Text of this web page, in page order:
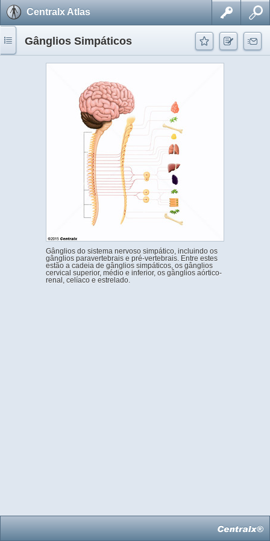
Centralx Atlas
Gânglios Simpáticos
Gânglios do sistema nervoso simpático, incluindo os
gânglios paravertebrais e pré-vertebrais. Entre estes
estão a cadeia de gânglios simpáticos, os gânglios
cervical superior, médio e inferior, os gânglios aórtico-
renal, celíaco e estrelado.